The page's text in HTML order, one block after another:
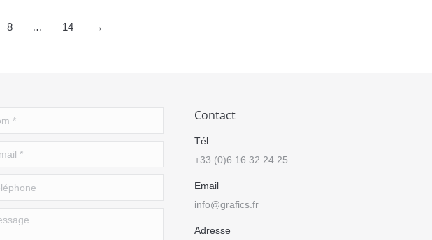
8 … 14 →
*
Contact
Tél
+33 (0)6 16 32 24 25
Email
info@grafics.fr
Adresse